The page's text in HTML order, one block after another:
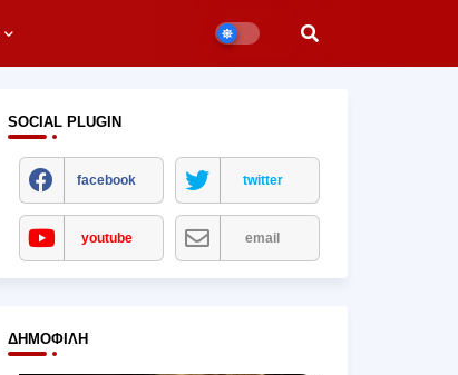
SOCIAL PLUGIN
facebook twitter
youtube email
ΔΗΜΟΦΙΛΉ